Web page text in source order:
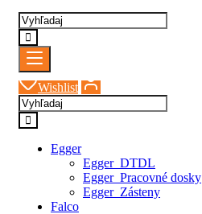
Wishlist
Egger
Egger_DTDL
Egger_Pracovné dosky
Egger_Zásteny
Falco